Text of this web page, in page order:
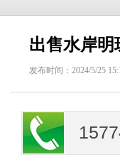
出售水岸明
发布时间：2024/5/25